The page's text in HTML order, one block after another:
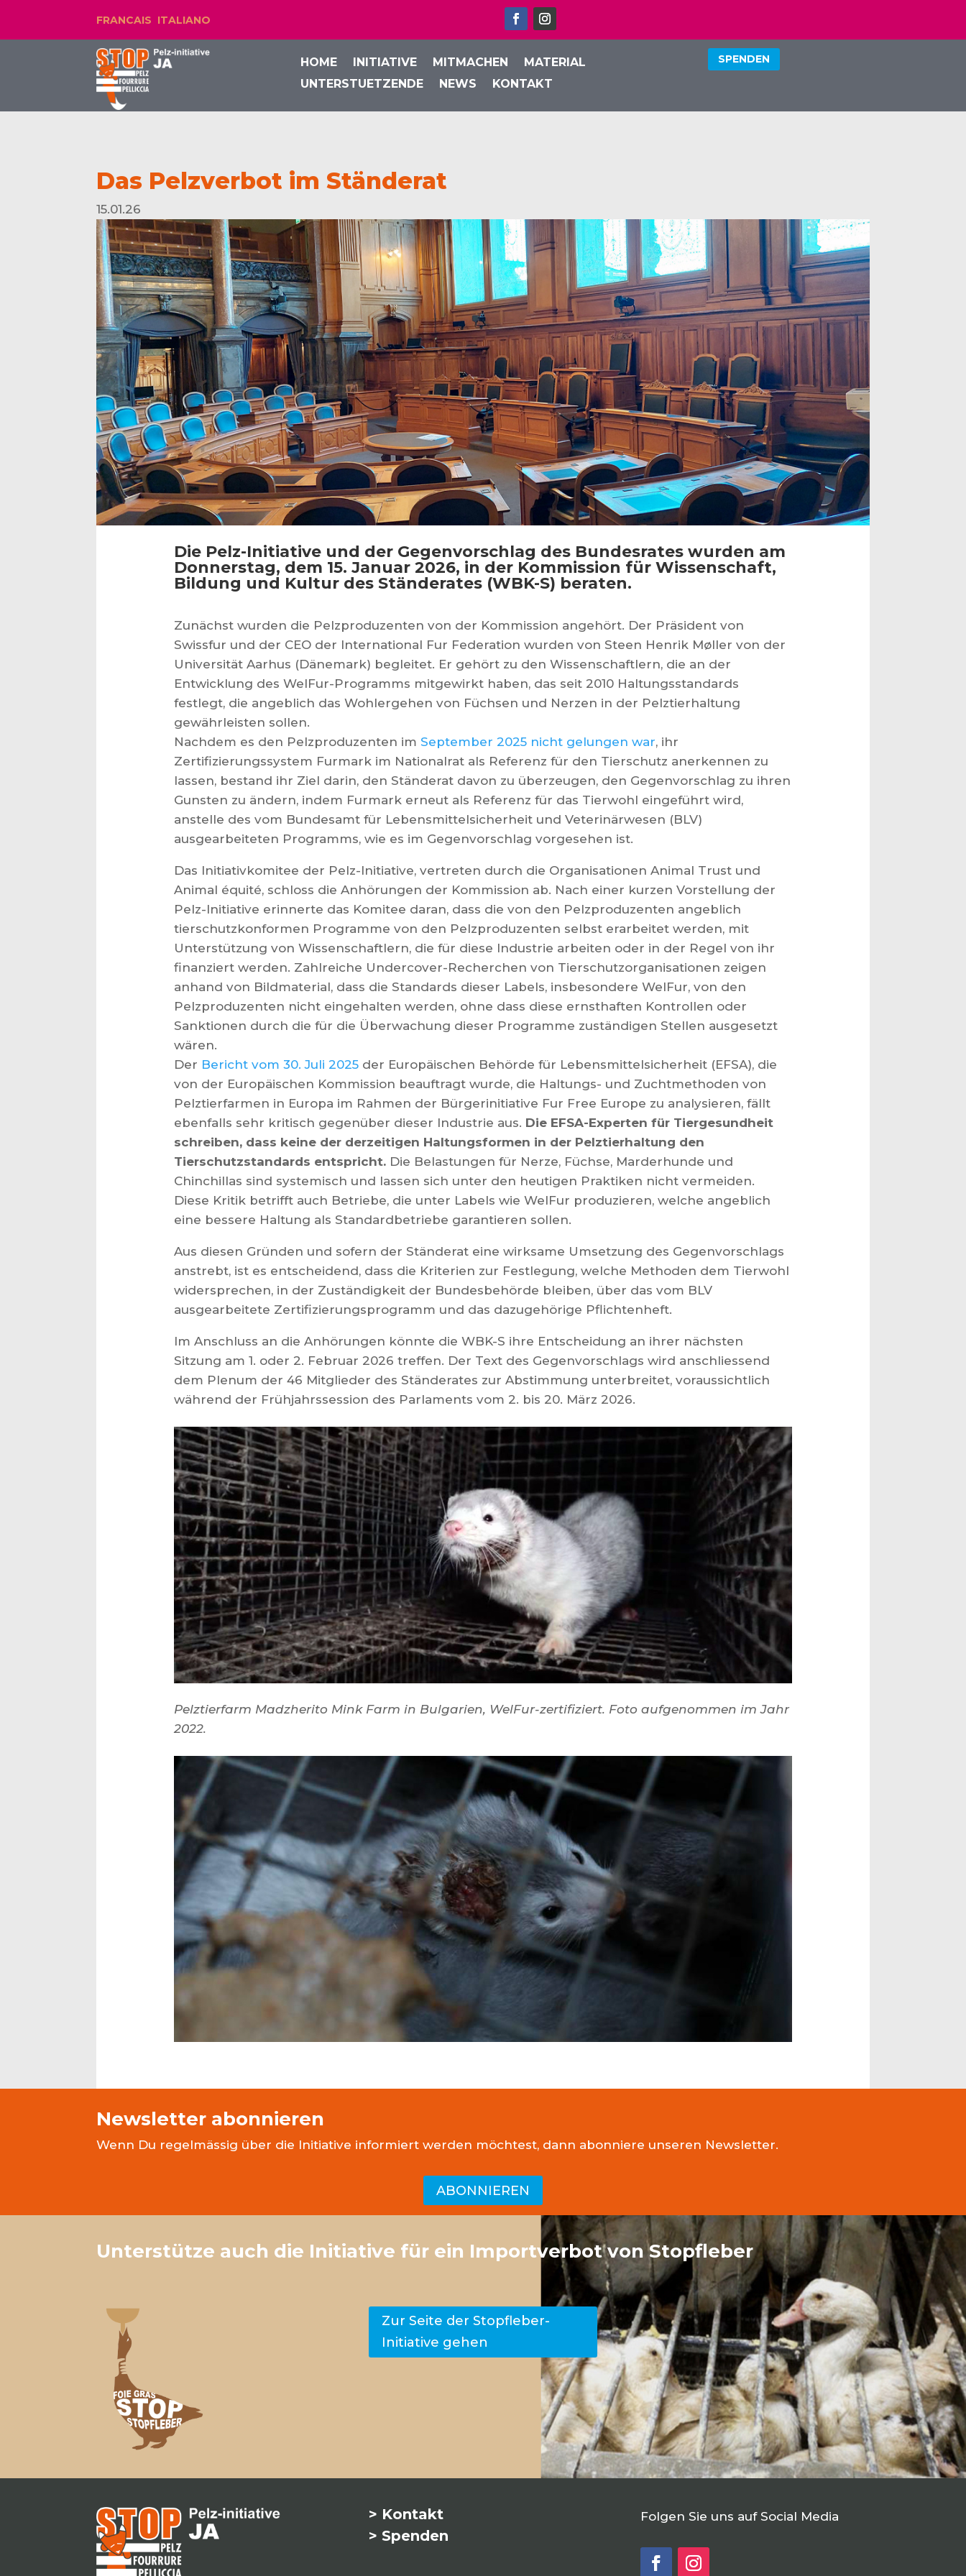
FRANCAIS ITALIANO
HOME INITIATIVE MITMACHEN
MATERIAL
UNTERSTUETZENDE
NEWS KONTAKT
SPENDEN
Das Pelzverbot im Ständerat
15.01.26
Die Pelz-Initiative und der Gegenvorschlag des Bundesrates wurden am
Donnerstag, dem 15. Januar 2026, in der Kommission für Wissenschaft,
Bildung und Kultur des Ständerates (WBK-S) beraten.
Zunächst wurden die Pelzproduzenten von der Kommission angehört. Der Präsident von
Swissfur und der CEO der International Fur Federation wurden von Steen Henrik Møller von der
Universität Aarhus (Dänemark) begleitet. Er gehört zu den Wissenschaftlern, die an der
Entwicklung des WelFur-Programms mitgewirkt haben, das seit 2010 Haltungsstandards
festlegt, die angeblich das Wohlergehen von Füchsen und Nerzen in der Pelztierhaltung
gewährleisten sollen.
Nachdem es den Pelzproduzenten im September 2025 nicht gelungen war, ihr
Zertifizierungssystem Furmark im Nationalrat als Referenz für den Tierschutz anerkennen zu
lassen, bestand ihr Ziel darin, den Ständerat davon zu überzeugen, den Gegenvorschlag zu ihren
Gunsten zu ändern, indem Furmark erneut als Referenz für das Tierwohl eingeführt wird,
anstelle des vom Bundesamt für Lebensmittelsicherheit und Veterinärwesen (BLV)
ausgearbeiteten Programms, wie es im Gegenvorschlag vorgesehen ist.
Das Initiativkomitee der Pelz-Initiative, vertreten durch die Organisationen Animal Trust und
Animal équité, schloss die Anhörungen der Kommission ab. Nach einer kurzen Vorstellung der
Pelz-Initiative erinnerte das Komitee daran, dass die von den Pelzproduzenten angeblich
tierschutzkonformen Programme von den Pelzproduzenten selbst erarbeitet werden, mit
Unterstützung von Wissenschaftlern, die für diese Industrie arbeiten oder in der Regel von ihr
finanziert werden. Zahlreiche Undercover-Recherchen von Tierschutzorganisationen zeigen
anhand von Bildmaterial, dass die Standards dieser Labels, insbesondere WelFur, von den
Pelzproduzenten nicht eingehalten werden, ohne dass diese ernsthaften Kontrollen oder
Sanktionen durch die für die Überwachung dieser Programme zuständigen Stellen ausgesetzt
wären.
Der Bericht vom 30. Juli 2025der Europäischen Behörde für Lebensmittelsicherheit (EFSA), die
von der Europäischen Kommission beauftragt wurde, die Haltungs- und Zuchtmethoden von
Pelztierfarmen in Europa im Rahmen der Bürgerinitiative Fur Free Europe zu analysieren, fällt
ebenfalls sehr kritisch gegenüber dieser Industrie aus. Die EFSA-Experten für Tiergesundheit
schreiben, dass keine der derzeitigen Haltungsformen in der Pelztierhaltung den
Tierschutzstandards entspricht.Die Belastungen für Nerze, Füchse, Marderhunde und
Chinchillas sind systemisch und lassen sich unter den heutigen Praktiken nicht vermeiden.
Diese Kritik betrifft auch Betriebe, die unter Labels wie WelFur produzieren, welche angeblich
eine bessere Haltung als Standardbetriebe garantieren sollen.
Aus diesen Gründen und sofern der Ständerat eine wirksame Umsetzung des Gegenvorschlags
anstrebt, ist es entscheidend, dass die Kriterien zur Festlegung, welche Methoden dem Tierwohl
widersprechen, in der Zuständigkeit der Bundesbehörde bleiben, über das vom BLV
ausgearbeitete Zertifizierungsprogramm und das dazugehörige Pflichtenheft.
Im Anschluss an die Anhörungen könnte die WBK-S ihre Entscheidung an ihrer nächsten
Sitzung am 1. oder 2. Februar 2026 treffen. Der Text des Gegenvorschlags wird anschliessend
dem Plenum der 46 Mitglieder des Ständerates zur Abstimmung unterbreitet, voraussichtlich
während der Frühjahrssession des Parlaments vom 2. bis 20. März 2026.
Pelztierfarm Madzherito Mink Farm in Bulgarien, WelFur-zertifiziert. Foto aufgenommen im Jahr
2022.
Newsletter abonnieren
Wenn Du regelmässig über die Initiative informiert werden möchtest, dann abonniere unseren Newsletter.
ABONNIEREN
Unterstütze auch die Initiative für ein Importverbot von Stopfleber
Zur Seite der Stopfleber-
Initiative gehen
> Kontakt
> Spenden
Folgen Sie uns auf Social Media